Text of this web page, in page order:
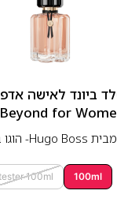
מבית Hugo Boss- הוגו בוס
100ml
tester 100ml